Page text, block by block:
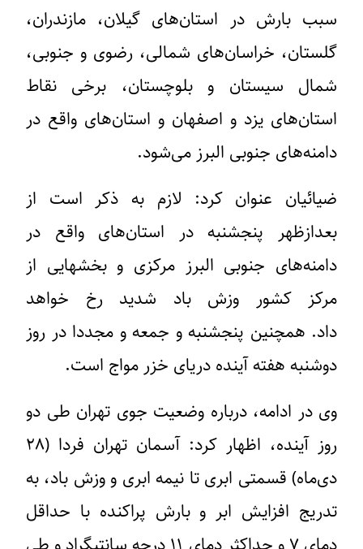
سبب بارش در استان‌های گیلان، مازندران،
گلستان، خراسان‌های شمالی، رضوی و جنوبی،
شمال سیستان و بلوچستان، برخی نقاط
استان‌های یزد و اصفهان و استان‌های واقع در
دامنه‌های جنوبی البرز می‌شود.
ضیائیان عنوان کرد: لازم به ذکر است از
بعدازظهر پنجشنبه در استان‌های واقع در
دامنه‌های جنوبی البرز مرکزی و بخشهایی از
مرکز کشور وزش باد شدید رخ خواهد
داد. همچنین پنجشنبه و جمعه و مجددا در روز
دوشنبه هفته آینده دریای خزر مواج است.
وی در ادامه،‌ درباره وضعیت جوی تهران طی دو
روز آینده، اظهار کرد: آسمان تهران فردا (۲۸
دی‌ماه) قسمتی ابری تا نیمه ابری و وزش باد، به
تدریج افزایش ابر و بارش پراکنده با حداقل